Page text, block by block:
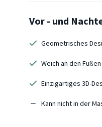
Vor - und
Geometrisches
Weich an den Füßen
Einzigartiges 3D-
Kann nicht in der